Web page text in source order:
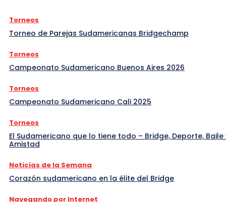
Torneos
Torneo de Parejas Sudamericanas Bridgechamp
Torneos
Campeonato Sudamericano Buenos Aires 2026
Torneos
Campeonato Sudamericano Cali 2025
Torneos
El Sudamericano que lo tiene todo – Bridge, Deporte, Baile
Amistad
Noticias de la Semana
Corazón sudamericano en la élite del Bridge
Navegando por Internet